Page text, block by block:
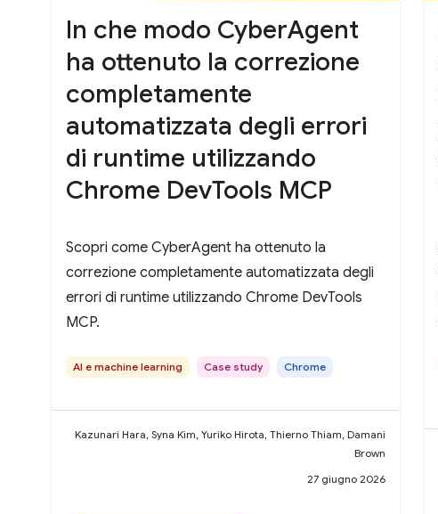
In che modo CyberAgent
ha ottenuto la correzione
completamente
automatizzata degli errori
di runtime utilizzando
Chrome DevTools MCP
Scopri come CyberAgent ha ottenuto la
correzione completamente automatizzata degli
errori di runtime utilizzando Chrome DevTools
MCP.
AI e machine learning Case study Chrome
Kazunari Hara, Syna Kim, Yuriko Hirota, Thierno Thiam, Damani
Brown
27 giugno 2026